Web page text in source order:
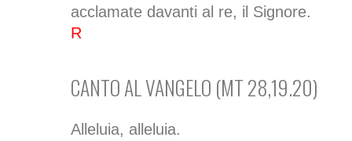
acclamate davanti al re, il Signore.
R
CANTO AL VANGELO (MT 28,19.20)
Alleluia, alleluia.